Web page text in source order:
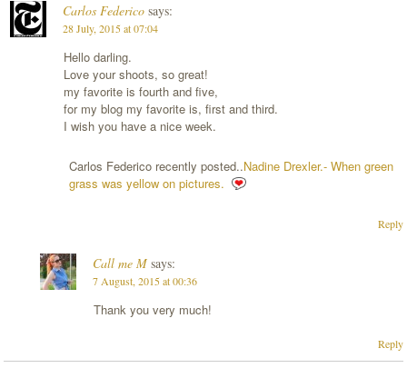
Carlos Federico says:
28 July, 2015 at 07:04
Hello darling.
Love your shoots, so great!
my favorite is fourth and five,
for my blog my favorite is, first and third.
I wish you have a nice week.
Carlos Federico recently posted..Nadine Drexler.- When green
grass was yellow on pictures.
Reply
Call me M says:
7 August, 2015 at 00:36
Thank you very much!
Reply